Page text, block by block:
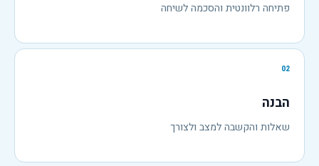
פתיחה רלוונטית והסכמה לשיחה
02
הבנה
שאלות והקשבה למצב ולצורך